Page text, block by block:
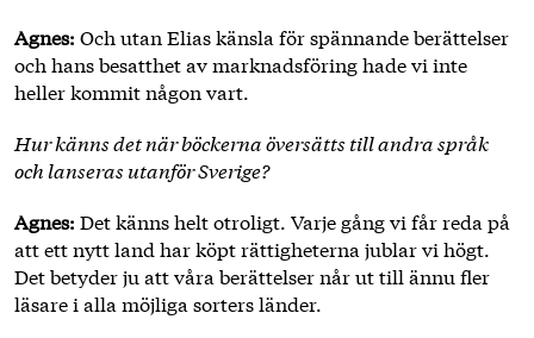
Agnes: Och utan Elias känsla för spännande berättelser
och hans besatthet av marknadsföring hade vi inte
heller kommit någon vart.
Hur känns det när böckerna översätts till andra språk
och lanseras utanför Sverige?
Agnes: Det känns helt otroligt. Varje gång vi får reda på
att ett nytt land har köpt rättigheterna jublar vi högt.
Det betyder ju att våra berättelser når ut till ännu fler
läsare i alla möjliga sorters länder.